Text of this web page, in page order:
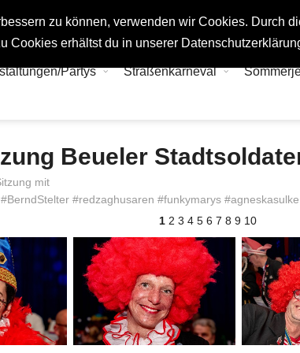
zu können, verwenden wir Cookies. Durch
Cookies erhältst du in unserer
Partys Straßenkarneval
Beueler
mit
#redzaghusaren #funkymarys
1 2 3 4 5 6 7 8 9 10